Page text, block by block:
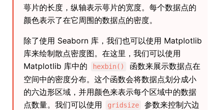
萼片的长度，纵轴表示萼片的宽度。每个数据点的
颜色表示了在它周围的数据点的密度。
除了使用 Seaborn 库，我们也可以使用 Matplotlib
库来绘制散点密度图。在这里，我们可以使用
Matplotlib 库中的
hexbin()
函数来展示数据点在
空间中的密度分布。这个函数会将数据点划分成小
的六边形区域，并用颜色来表示每个区域中的数据
点数量。我们可以使用
gridsize
参数来控制六边